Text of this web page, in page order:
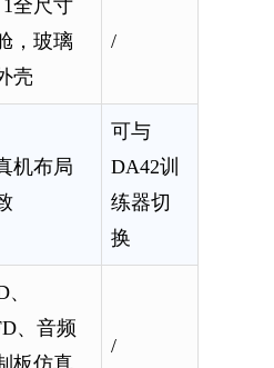
1全尺寸
，玻璃
壳
/
机布局
可与
DA42训
练器切
换
、音频
板仿真
/